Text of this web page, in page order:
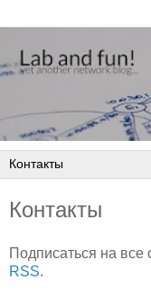
Контакты
Подписаться на
RSS.